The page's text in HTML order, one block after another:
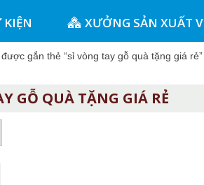
XƯỞNG SẢN XUẤT
gắn thẻ “sỉ vòng tay gỗ quà tặng giá rẻ”
GỖ QUÀ TẶNG GIÁ RẺ